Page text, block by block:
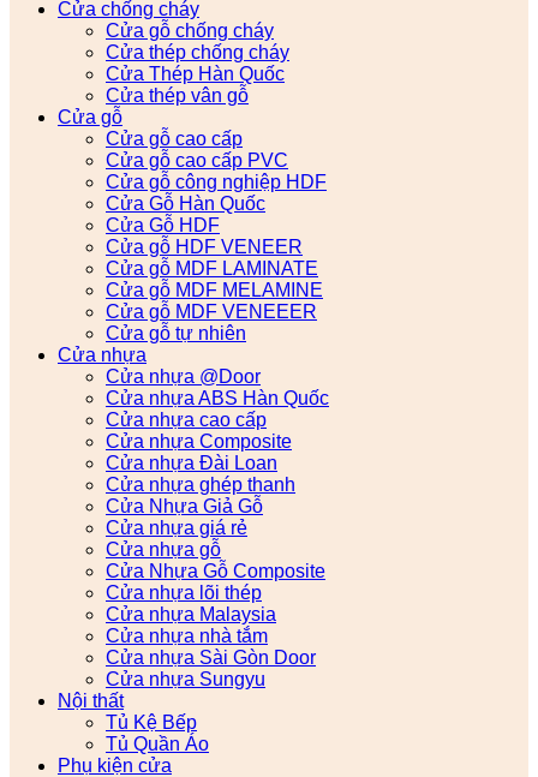
Cửa chống cháy
Cửa gỗ chống cháy
Cửa thép chống cháy
Cửa Thép Hàn Quốc
Cửa thép vân gỗ
Cửa gỗ
Cửa gỗ cao cấp
Cửa gỗ cao cấp PVC
Cửa gỗ công nghiệp HDF
Cửa Gỗ Hàn Quốc
Cửa Gỗ HDF
Cửa gỗ HDF VENEER
Cửa gỗ MDF LAMINATE
Cửa gỗ MDF MELAMINE
Cửa gỗ MDF VENEEER
Cửa gỗ tự nhiên
Cửa nhựa
Cửa nhựa @Door
Cửa nhựa ABS Hàn Quốc
Cửa nhựa cao cấp
Cửa nhựa Composite
Cửa nhựa Đài Loan
Cửa nhựa ghép thanh
Cửa Nhựa Giả Gỗ
Cửa nhựa giá rẻ
Cửa nhựa gỗ
Cửa Nhựa Gỗ Composite
Cửa nhựa lõi thép
Cửa nhựa Malaysia
Cửa nhựa nhà tắm
Cửa nhựa Sài Gòn Door
Cửa nhựa Sungyu
Nội thất
Tủ Kệ Bếp
Tủ Quần Áo
Phụ kiện cửa